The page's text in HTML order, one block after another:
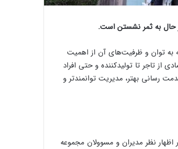
حال به ثمر نشستن است.
به توان و ظرفیت‌های آن از اهمیت
از تاجر تا تولیدکننده و حتی افراد
رسانی بهتر، مدیریت توانمندتر و
اظهار نظر مدیران و مسوولان مجموعه